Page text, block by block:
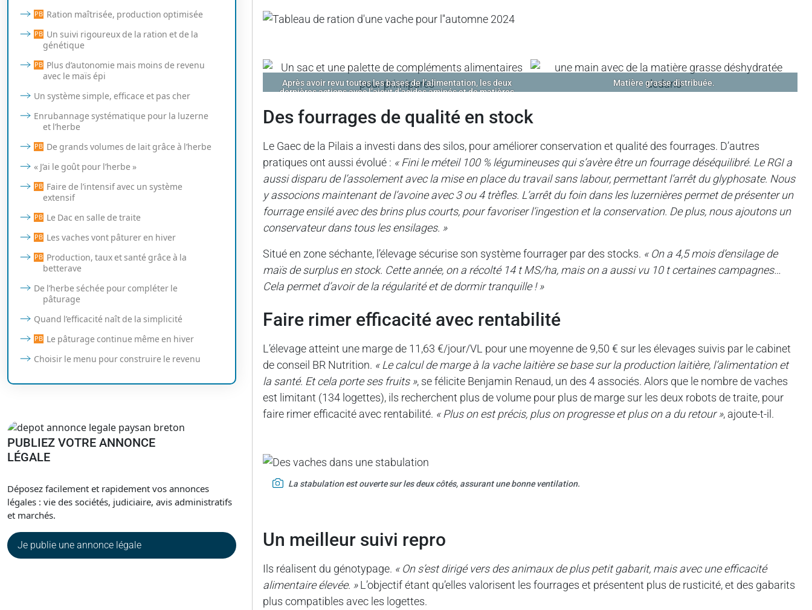
Après avoir revu toutes les bases de l’alimentation, les deux
dernières actions avec l’ajout d’acides aminés et de matières
pour les primipares.
Matière grasse distribuée.
des fourrages de qualité en stock
Le Gaec de la Pilais a investi dans des silos, pour améliorer conservation et qualité des fourrages. D’autres
pratiques ont aussi évolué : « Fini le méteil 100 % légumineuses qui s’avère être un fourrage déséquilibré. Le RGI a
aussi disparu de l’assolement avec la mise en place du travail sans labour, permettant l’arrêt du glyphosate. Nous
y associons maintenant de l’avoine avec 3 ou 4 trèfles. L’arrêt du foin dans les luzernières permet de présenter un
fourrage ensilé avec des brins plus courts, pour favoriser l’ingestion et la conservation. De plus, nous ajoutons un
conservateur dans tous les ensilages. »
Situé en zone séchante, l’élevage sécurise son système fourrager par des stocks. « On a 4,5 mois d’ensilage de
maïs de surplus en stock. Cette année, on a récolté 14 t MS/ha, mais on a aussi vu 10 t certaines campagnes…
Cela permet d’avoir de la régularité et de dormir tranquille ! »
faire rimer efficacité avec rentabilité
L’élevage atteint une marge de 11,63 €/jour/VL pour une moyenne de 9,50 € sur les élevages suivis par le cabinet
de conseil BR Nutrition. « Le calcul de marge à la vache laitière se base sur la production laitière, l’alimentation et
la santé. Et cela porte ses fruits », se félicite Benjamin Renaud, un des 4 associés. Alors que le nombre de vaches
est limitant (134 logettes), ils recherchent plus de volume pour plus de marge sur les deux robots de traite, pour
faire rimer efficacité avec rentabilité. « Plus on est précis, plus on progresse et plus on a du retour », ajoute-t-il.
La stabulation est ouverte sur les deux côtés, assurant une bonne ventilation.
un meilleur suivi repro
Ils réalisent du génotypage. « On s’est dirigé vers des animaux de plus petit gabarit, mais avec une efficacité
alimentaire élevée. »L’objectif étant qu’elles valorisent les fourrages et présentent plus de rusticité, et des gabarits
plus compatibles avec les logettes.
Ration maîtrisée, production optimisée
Un suivi rigoureux de la ration et de la
génétique
Plus d’autonomie mais moins de revenu
avec le maïs épi
Un système simple, efficace et pas cher
Enrubannage systématique pour la luzerne
et l’herbe
De grands volumes de lait grâce à l’herbe
« J’ai le goût pour l’herbe »
Faire de l’intensif avec un système
extensif
Le Dac en salle de traite
Les vaches vont pâturer en hiver
Production, taux et santé grâce à la
betterave
De l’herbe séchée pour compléter le
pâturage
Quand l’efficacité naît de la simplicité
Le pâturage continue même en hiver
Choisir le menu pour construire le revenu
PUBLIEZ VOTRE ANNONCE
LÉGALE
Déposez facilement et rapidement vos annonces
légales : vie des sociétés, judiciaire, avis administratifs
et marchés.
Je publie une annonce légale